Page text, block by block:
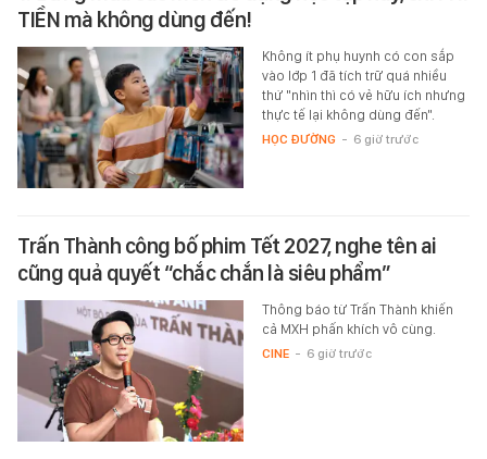
TIỀN mà không dùng đến!
Không ít phụ huynh có con sắp
vào lớp 1 đã tích trữ quá nhiều
thứ "nhìn thì có vẻ hữu ích nhưng
thực tế lại không dùng đến".
HỌC ĐƯỜNG - 6 giờ trước
Trấn Thành công bố phim Tết 2027, nghe tên ai
cũng quả quyết “chắc chắn là siêu phẩm”
Thông báo từ Trấn Thành khiến
cả MXH phấn khích vô cùng.
CINE - 6 giờ trước